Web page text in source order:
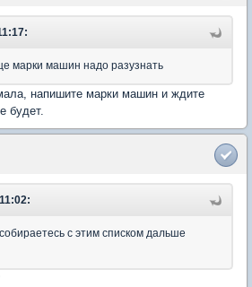
марки машин надо разузнать
напишите марки машин и ждите
будет.
с этим списком дальше